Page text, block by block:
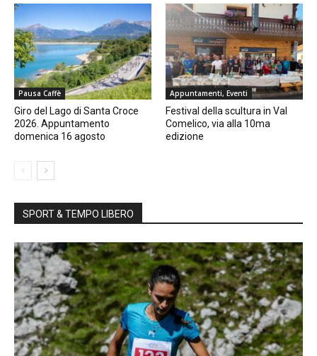
Pausa Caffè
Giro del Lago di Santa Croce
2026. Appuntamento
domenica 16 agosto
Appuntamenti, Eventi
Festival della scultura in Val
Comelico, via alla 10ma
edizione
SPORT & TEMPO LIBERO